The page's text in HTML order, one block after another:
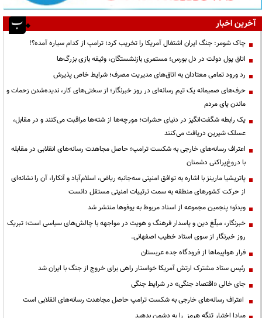
آخرین اخبار
چاک شومر: جنگ ایران اشتغال آمریکا را تخریب کرد؛ ترامپ از کدام سیاره آمده؟!
اتاق پول دولت در دل بورس؛ مستمری بازنشستگان، وثیقه بازی بزرگ‌ها
رد ورود تمامی معتادان به اتاق‌های مدیریت مصرف؛ شرایط خاص پذیرش
حرف‌های صمیمانه یک تیم رسانه‌ای در روز خبرنگار؛ از سختی‌های کار، ندیده‌شدن زحمات و
ماندن پای مردم
یک رابطه شگفت‌انگیز در دنیای حشرات؛ مورچه‌ها از شته‌ها مراقبت می‌کنند و در مقابل،
عسلک شیرین دریافت می‌کنند
اعتراف رسانه‌های خارجی به شکست ترامپ؛ حاصل مجاهدت رسانه‌های انقلابی در مقابله
با دروغ‌پراکنی دشمنان
پاتریشیا مارینز با اشاره به توافق امنیتی سه‌جانبه ریاض، اسلام‌آباد و آنکارا، آن را نشانه‌ای
از حرکت کشورهای منطقه به سمت ترتیبات امنیتی مستقل دانست
ویدئو؛ پنجمین مجموعه از اسناد مربوط به یوفوها منتشر شد
خبرنگار، مبلّغ دین و پاسدار فرهنگ و هویت در مواجهه با چالش‌های سیاسی است؛ تبریک
روز خبرنگار از سوی استاد خطیب اصفهانی.
فرار هواپیماها از فرودگاه جده عربستان
رئیس ستاد مشترک ارتش آمریکا خواستار راهی برای خروج از جنگ با ایران شد
جای خالی «اقتصاد جنگی» در شرایط جنگی
اعتراف رسانه‌های خارجی به شکست ترامپ حاصل مجاهدت رسانه‌های انقلابی است
مبادا اختیار تنگه هرمز را به دشمن بدهید